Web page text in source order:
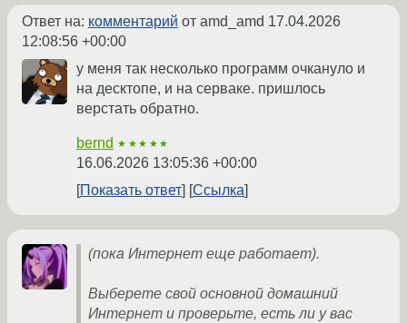
Ответ на: комментарий от amd_amd 17.04.2026
12:08:56 +00:00
у меня так несколько программ очкануло и
на десктопе, и на серваке. пришлось
верстать обратно.
bernd ★★★★★
16.06.2026 13:05:36 +00:00
Показать ответ
Ссылка
(пока Интернет еще работает).
Выберете свой основной домашний
Интернет и проверьте, есть ли у вас